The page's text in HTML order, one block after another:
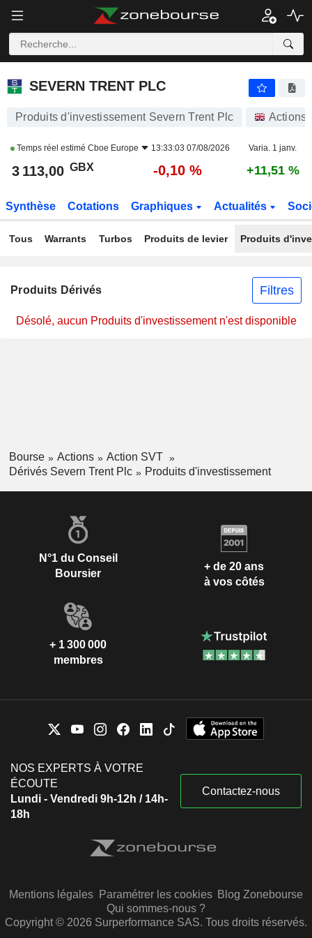
SEVERN TRENT PLC
SEVERN TRENT PLC
Produits d'investissement Severn Trent Plc Actions
Temps réel estimé Cboe Europe 13:33:03 07/08/2026 Varia. 1 janv.
3 113,00 GBX -0,10 % +11,51 %
Synthèse Cotations Graphiques Actualités
Tous Warrants Turbos Produits de levier Produits
Produits Dérivés Filtres
Désolé, aucun Produits d'investissement n'est disponible
Bourse Actions
Action SVT
Dérivés Severn Trent Plc
Produits d'investissement
N°1 du Conseil
Boursier
+ de 20 ans
à vos côtés
+ 1 300 000
membres
NOS EXPERTS À VOTRE
ÉCOUTE
Lundi - Vendredi 9h-12h / 14h-
18h
Contactez-nous
Mentions légales Paramétrer les cookies Blog Zonebourse
Qui sommes-nous ?
Copyright © 2026 Surperformance SAS. Tous droits réservés.